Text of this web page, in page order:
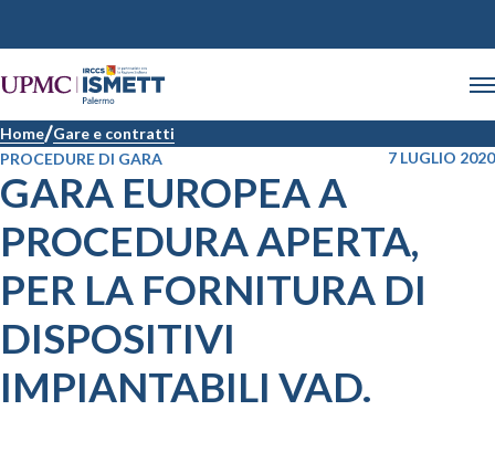
Home Gare e contratti
PROCEDURE DI GARA
7 LUGLIO 2020
GARA EUROPEA A
PROCEDURA APERTA,
PER LA FORNITURA DI
DISPOSITIVI
IMPIANTABILI VAD.